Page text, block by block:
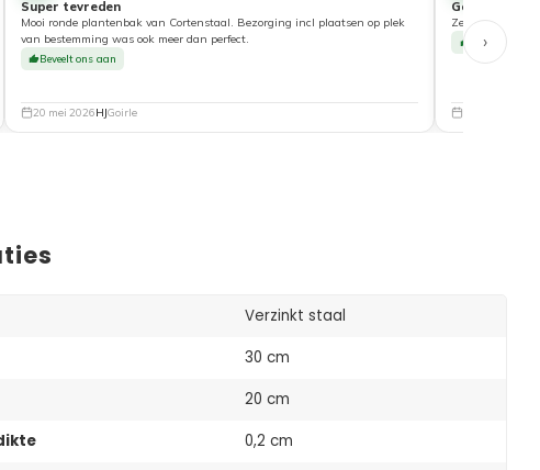
Super tevreden
Mooi ronde plantenbak van Cortenstaal. Bezorging incl plaatsen op plek
van bestemming was ook meer dan perfect.
Beveelt ons aan
20 mei 2026HJGoirle
Goede
Zeer tevreden
Beveelt ons
›
Verzinkt staal
30 cm
20 cm
0,2 cm